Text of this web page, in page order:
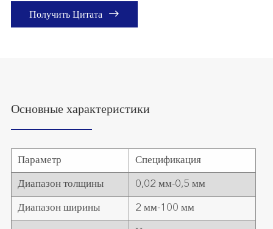
Получить Цитата 
Основные характеристики
Параметр Спецификация
Диапазон толщины 0,02 мм-0,5 мм
Диапазон ширины 2 мм-100 мм